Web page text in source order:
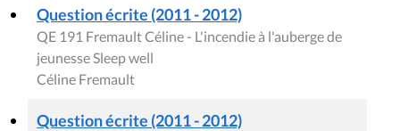
Question écrite (2011 - 2012)
QE 191 Fremault Céline - L'incendie à l'auberge de
jeunesse Sleep well
Céline Fremault
Question écrite (2011 - 2012)